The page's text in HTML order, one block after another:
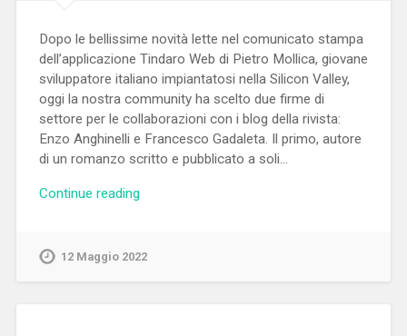
Dopo le bellissime novità lette nel comunicato stampa
dell’applicazione Tindaro Web di Pietro Mollica, giovane
sviluppatore italiano impiantatosi nella Silicon Valley,
oggi la nostra community ha scelto due firme di
settore per le collaborazioni con i blog della rivista:
Enzo Anghinelli e Francesco Gadaleta. Il primo, autore
di un romanzo scritto e pubblicato a soli…
Continue reading
12 Maggio 2022